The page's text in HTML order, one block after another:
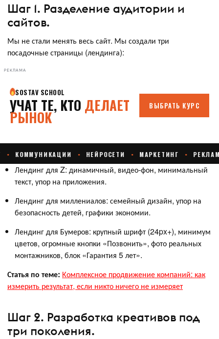
Шаг 1. Разделение аудитории и
сайтов.
Мы не стали менять весь сайт. Мы создали три
посадочные страницы (лендинга):
РЕКЛАМА
Лендинг для Z: динамичный, видео-фон, минимальный
текст, упор на приложения.
Лендинг для миллениалов: семейный дизайн, упор на
безопасность детей, графики экономии.
Лендинг для Бумеров: крупный шрифт (24px+), минимум
цветов, огромные кнопки «Позвонить», фото реальных
монтажников, блок «Гарантия 5 лет».
Статья по теме: Комплексное продвижение компаний: как
измерить результат, если никто ничего не измеряет
Шаг 2. Разработка креативов под
три поколения.